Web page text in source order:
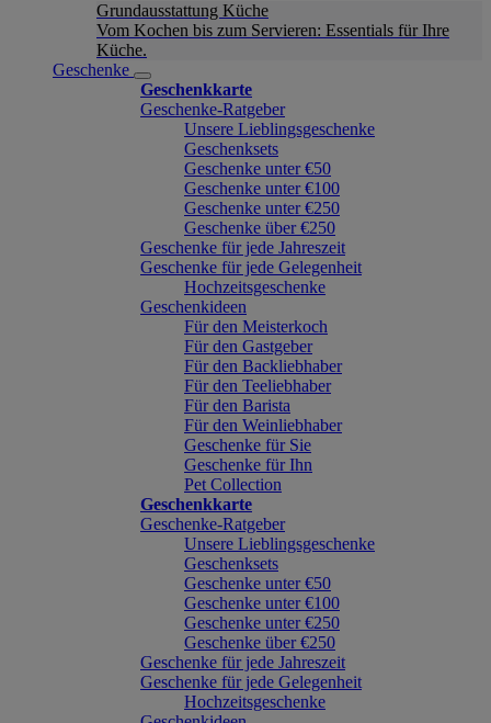
Grundausstattung Küche
Vom Kochen bis zum Servieren: Essentials für Ihre
Küche.
Geschenke
Geschenkkarte
Geschenke-Ratgeber
Unsere Lieblingsgeschenke
Geschenksets
Geschenke unter €50
Geschenke unter €100
Geschenke unter €250
Geschenke über €250
Geschenke für jede Jahreszeit
Geschenke für jede Gelegenheit
Hochzeitsgeschenke
Geschenkideen
Für den Meisterkoch
Für den Gastgeber
Für den Backliebhaber
Für den Teeliebhaber
Für den Barista
Für den Weinliebhaber
Geschenke für Sie
Geschenke für Ihn
Pet Collection
Geschenkkarte
Geschenke-Ratgeber
Unsere Lieblingsgeschenke
Geschenksets
Geschenke unter €50
Geschenke unter €100
Geschenke unter €250
Geschenke über €250
Geschenke für jede Jahreszeit
Geschenke für jede Gelegenheit
Hochzeitsgeschenke